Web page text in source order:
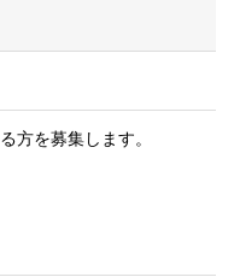
方を募集します。